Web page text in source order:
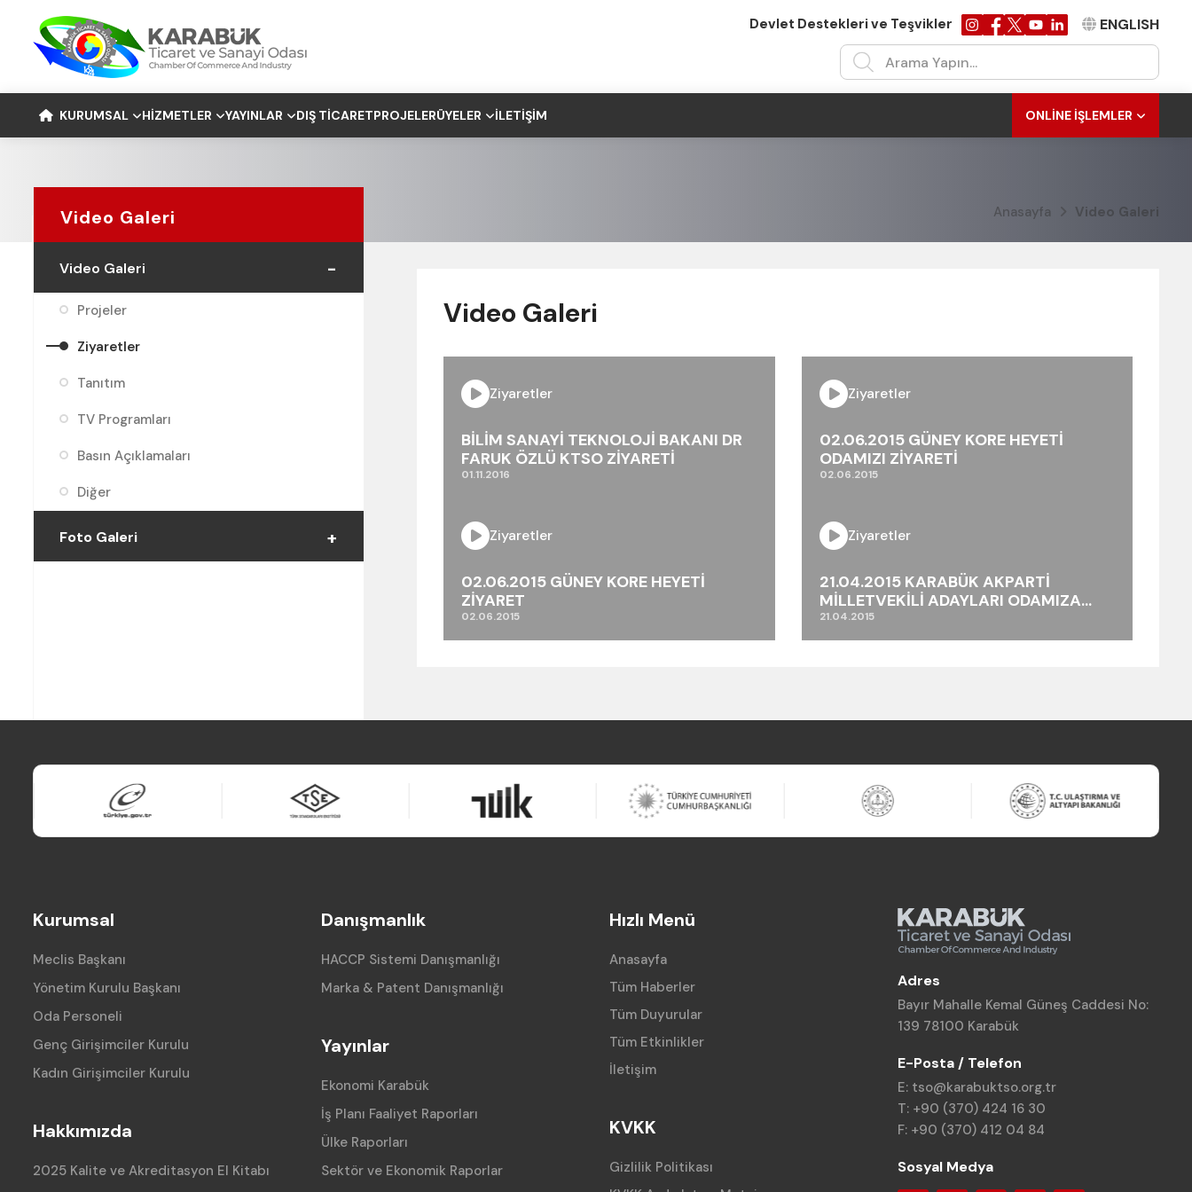
Devlet Destekleri ve Teşvikler ENGLISH
KURUMSAL HIZMETLER YAYINLAR DIŞ TICARETPROJELERÜYELER İLETIŞIM ONLINE İŞLEMLER
Video Galeri Anasayfa Video Galeri
Video Galeri
Projeler
Ziyaretler
Tanıtım
TV Programları
Basın Açıklamaları
Diğer
Foto Galeri
Video Galeri
Ziyaretler
BİLİM SANAYİ TEKNOLOJİ BAKANI DR
FARUK ÖZLÜ KTSO ZİYARETİ
01.11.2016
Ziyaretler
02.06.2015 GÜNEY KORE HEYETİ
ODAMIZI ZİYARETİ
02.06.2015
Ziyaretler
02.06.2015 GÜNEY KORE HEYETİ
ZİYARET
02.06.2015
Ziyaretler
21.04.2015 KARABÜK AKPARTİ
MİLLETVEKİLİ ADAYLARI ODAMIZA
ZİYARETİ
21.04.2015
Kurumsal
Meclis Başkanı
Yönetim Kurulu Başkanı
Oda Personeli
Genç Girişimciler Kurulu
Kadın Girişimciler Kurulu
Hakkımızda
2025 Kalite ve Akreditasyon El Kitabı
Danışmanlık
HACCP Sistemi Danışmanlığı
Marka & Patent Danışmanlığı
Yayınlar
Ekonomi Karabük
İş Planı Faaliyet Raporları
Ülke Raporları
Sektör ve Ekonomik Raporlar
Hızlı Menü
Anasayfa
Tüm Haberler
Tüm Duyurular
Tüm Etkinlikler
İletişim
KVKK
Gizlilik Politikası
Adres
Bayır Mahalle Kemal Güneş Caddesi No:
139 78100 Karabük
E-Posta / Telefon
E: tso@karabuktso.org.tr
T: +90 (370) 424 16 30
F: +90 (370) 412 04 84
Sosyal Medya